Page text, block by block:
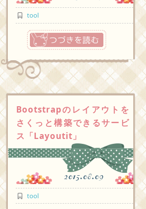
tool
つづきを読む
Bootstrapのレイアウトを
さくっと構築できるサービ
ス「Layoutit」
2015.08.09
tool